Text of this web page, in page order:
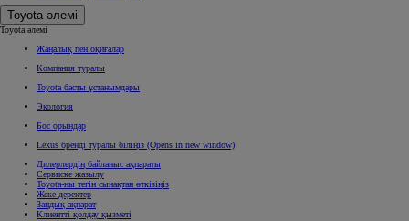
Toyota әлемі
Toyota әлемі
Жаңалық пен оқиғалар
Компания туралы
Toyota басты ұстанымдары
Экология
Бос орындар
Lexus бренді туралы біліңіз (Opens in new window)
Дилерлердің байланыс ақпараты
Сервиске жазылу
Toyota-ны тегін сынақтан өткізіңіз
Жеке деректер
Заңдық ақпарат
Клиентті қолдау қызметі